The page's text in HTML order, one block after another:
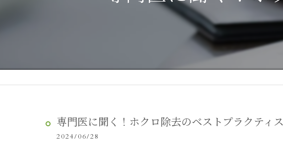
専門医に聞く！ホクロ除去のベストプラクティス
2024/06/28